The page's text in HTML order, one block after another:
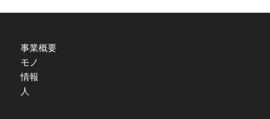
事業概要
モノ
情報
人